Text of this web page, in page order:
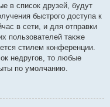
в список друзей, будут
быстрого доступа к
в сети, и для отправки
пользователей также
стилем конференции.
недругов, то любые
по умолчанию.